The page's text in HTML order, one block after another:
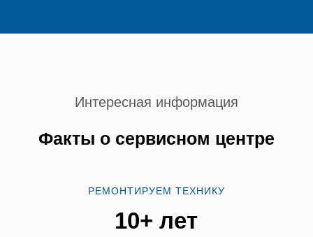
Интересная информация
Факты о сервисном центре
РЕМОНТИРУЕМ ТЕХНИКУ
10+ лет